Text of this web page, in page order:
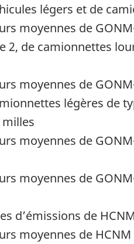
légers et de
moyennes de
2, de camionnettes
moyennes de
légères de
milles
moyennes de
moyennes de
d’émissions de
moyennes de